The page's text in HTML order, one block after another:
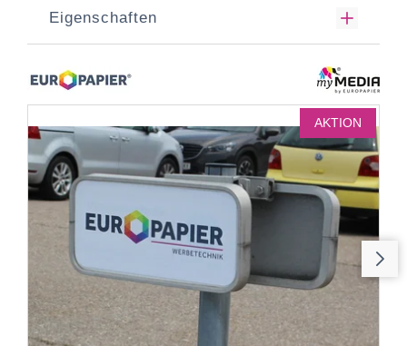
Eigenschaften
AKTION